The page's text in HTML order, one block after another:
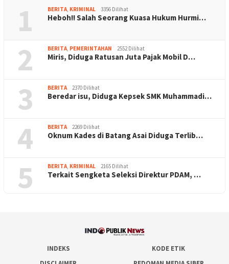
1 BERITA KRIMINAL 3356 Dilihat
Heboh!! Salah Seorang Kuasa Hukum Hurmi…
2 BERITA PEMERINTAHAN 2552 Dilihat
Miris, Diduga Ratusan Juta Pajak Mobil D…
3 BERITA 2370 Dilihat
Beredar isu, Diduga Kepsek SMK Muhammadi…
4 BERITA 2269 Dilihat
Oknum Kades di Batang Asai Diduga Terlib…
5 BERITA KRIMINAL 2165 Dilihat
Terkait Sengketa Seleksi Direktur PDAM, …
INDEKS
KODE ETIK